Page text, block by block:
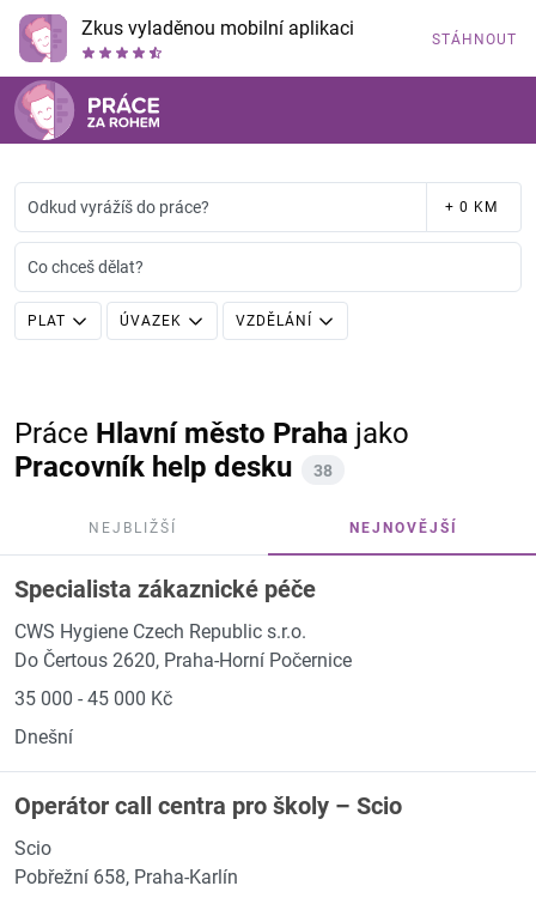
Zkus vyladěnou mobilní aplikaci STÁHNOUT
Odkud vyrážíš do práce? + 0 KM
Co chceš dělat?
PLAT ÚVAZEK VZDĚLÁNÍ
Práce Hlavní město Praha jako
Pracovník help desku
38
NEJBLIŽŠÍ NEJNOVĚJŠÍ
Specialista zákaznické péče
CWS Hygiene Czech Republic s.r.o.
Do Čertous 2620, Praha-Horní Počernice
35 000 - 45 000 Kč
Dnešní
Operátor call centra pro školy – Scio
Scio
Pobřežní 658, Praha-Karlín